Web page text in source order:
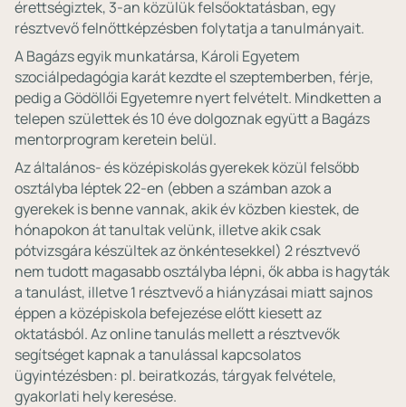
érettségiztek, 3-an közülük felsőoktatásban, egy
résztvevő felnőttképzésben folytatja a tanulmányait.
A Bagázs egyik munkatársa, Károli Egyetem
szociálpedagógia karát kezdte el szeptemberben, férje,
pedig a Gödöllői Egyetemre nyert felvételt. Mindketten a
telepen születtek és 10 éve dolgoznak együtt a Bagázs
mentorprogram keretein belül.
Az általános- és középiskolás gyerekek közül felsőbb
osztályba léptek 22-en (ebben a számban azok a
gyerekek is benne vannak, akik év közben kiestek, de
hónapokon át tanultak velünk, illetve akik csak
pótvizsgára készültek az önkéntesekkel) 2 résztvevő
nem tudott magasabb osztályba lépni, ők abba is hagyták
a tanulást, illetve 1 résztvevő a hiányzásai miatt sajnos
éppen a középiskola befejezése előtt kiesett az
oktatásból. Az online tanulás mellett a résztvevők
segítséget kapnak a tanulással kapcsolatos
ügyintézésben: pl. beiratkozás, tárgyak felvétele,
gyakorlati hely keresése.